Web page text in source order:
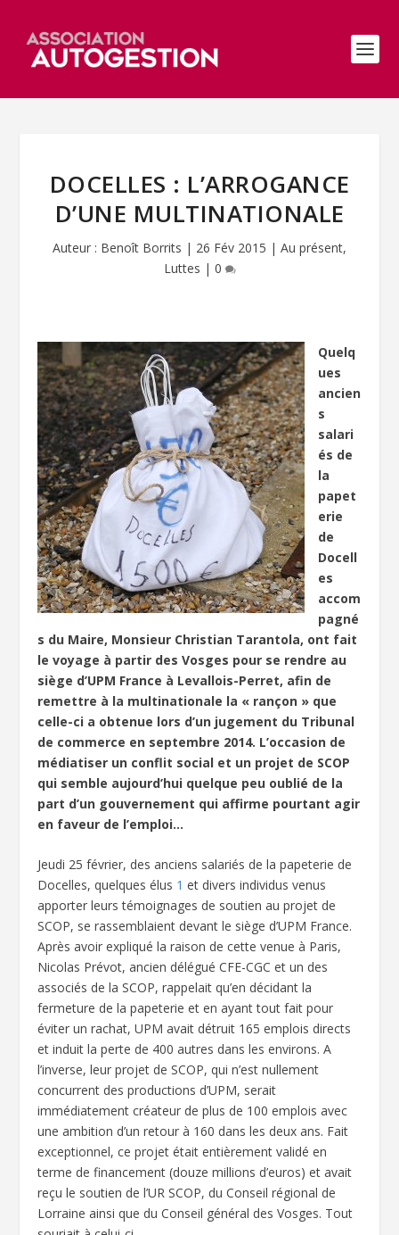
DOCELLES : L’ARROGANCE
D’UNE MULTINATIONALE
Auteur : Benoît Borrits | 26 Fév 2015 | Au présent,
Luttes | 0
Quelq
ues
ancien
s
salari
és de
la
papet
erie
de
Docell
es
accom
pagné
s du Maire, Monsieur Christian Tarantola, ont fait
le voyage à partir des Vosges pour se rendre au
siège d’UPM France à Levallois-Perret, afin de
remettre à la multinationale la « rançon » que
celle-ci a obtenue lors d’un jugement du Tribunal
de commerce en septembre 2014. L’occasion de
médiatiser un conflit social et un projet de SCOP
qui semble aujourd’hui quelque peu oublié de la
part d’un gouvernement qui affirme pourtant agir
en faveur de l’emploi…
Jeudi 25 février, des anciens salariés de la papeterie de
Docelles, quelques élus 1 et divers individus venus
apporter leurs témoignages de soutien au projet de
SCOP, se rassemblaient devant le siège d’UPM France.
Après avoir expliqué la raison de cette venue à Paris,
Nicolas Prévot, ancien délégué CFE-CGC et un des
associés de la SCOP, rappelait qu’en décidant la
fermeture de la papeterie et en ayant tout fait pour
éviter un rachat, UPM avait détruit 165 emplois directs
et induit la perte de 400 autres dans les environs. A
l’inverse, leur projet de SCOP, qui n’est nullement
concurrent des productions d’UPM, serait
immédiatement créateur de plus de 100 emplois avec
une ambition d’un retour à 160 dans les deux ans. Fait
exceptionnel, ce projet était entièrement validé en
terme de financement (douze millions d’euros) et avait
reçu le soutien de l’UR SCOP, du Conseil régional de
Lorraine ainsi que du Conseil général des Vosges. Tout